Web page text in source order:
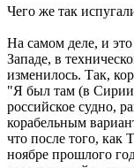
Чего же так
На самом деле, и
Западе, в
изменилось. Так,
"Я был там (в Сирии)
российское судно,
корабельным
что после того, как
ноябре прошлого